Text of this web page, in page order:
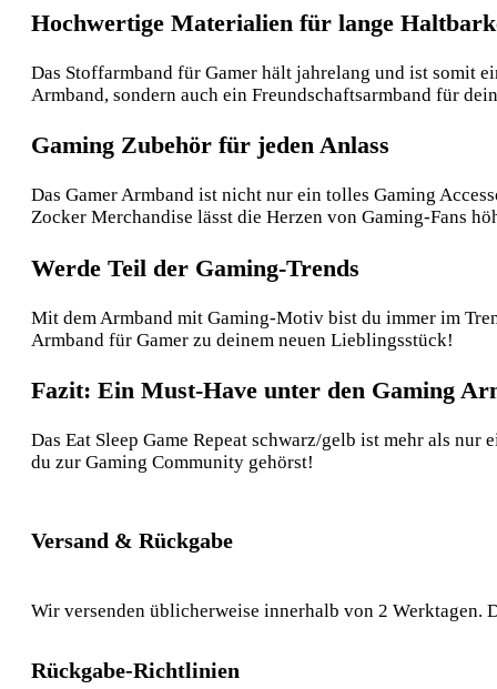
Hochwertige Materialien für lange
Das Stoffarmband für Gamer hält jahrelang und ist somit
Armband, sondern auch ein Freundschaftsarmband für
Gaming Zubehör für jeden Anlass
Das Gamer Armband ist nicht nur ein tolles Gaming
Zocker Merchandise lässt die Herzen von Gaming-Fans
Werde Teil der Gaming-Trends
Mit dem Armband mit Gaming-Motiv bist du immer im
Armband für Gamer zu deinem neuen Lieblingsstück!
Fazit: Ein Must-Have unter den Gaming
Das Eat Sleep Game Repeat schwarz/gelb ist mehr als
du zur Gaming Community gehörst!
Versand & Rückgabe
Wir versenden üblicherweise innerhalb von 2 Werktagen.
Rückgabe-Richtlinien